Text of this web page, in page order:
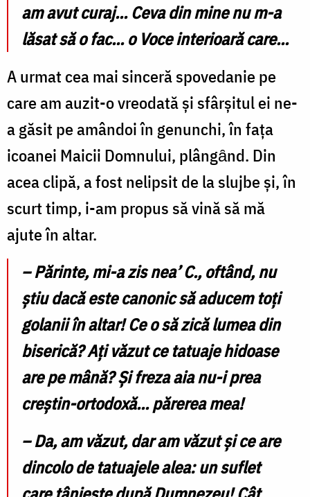
am avut curaj... Ceva din mine nu m-a
lăsat să o fac... o Voce interioară care...
A urmat cea mai sinceră spovedanie pe
care am auzit-o vreodată și sfârșitul ei ne-
a găsit pe amândoi în genunchi, în fața
icoanei Maicii Domnului, plângȃnd. Din
acea clipă, a fost nelipsit de la slujbe și, în
scurt timp, i-am propus să vină să mă
ajute în altar.
–Părinte, mi-a zis nea’C., oftând, nu
știu dacă este canonic să aducem toți
golanii în altar! Ce o să zică lumea din
biserică? Ați văzut ce tatuaje hidoase
are pe mână? Și freza aia nu-i prea
creștin-ortodoxă... părerea mea!
–Da, am văzut, dar am văzut și ce are
dincolo de tatuajele alea: un suflet